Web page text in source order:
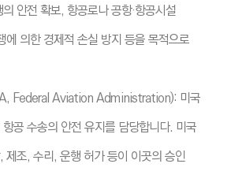
안전 확보, 항공로나 공항·항공시설
에 의한 경제적 손실 방지 등을 목적으로
Federal Aviation Administration): 미국
공 수송의 안전 유지를 담당합니다. 미국
제조, 수리, 운행 허가 등이 이곳의 승인